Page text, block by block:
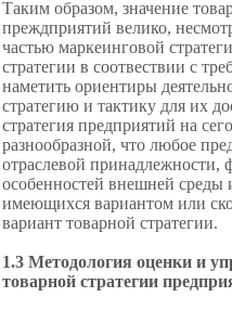
Таким образом, значение
преждприятий велико,
частью маркеинговой
стратегии в соотвествии с
наметить ориентиры
стратегию и тактику для их
стратегия предприятий на
разнообразной, что любое
отраслевой принадлежности,
особенностей внешней среды
имеющихся вариантом или
вариант товарной стратегии.
1.3 Методология оценки и
товарной стратегии